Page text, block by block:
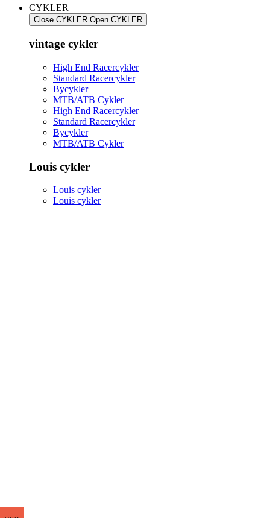
CYKLER
Close CYKLER Open CYKLER
vintage cykler
High End Racercykler
Standard Racercykler
Bycykler
MTB/ATB Cykler
High End Racercykler
Standard Racercykler
Bycykler
MTB/ATB Cykler
Louis cykler
Louis cykler
Louis cykler